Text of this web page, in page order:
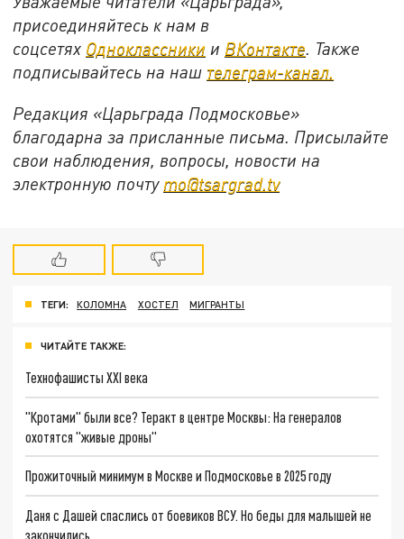
присоединяйтесь к нам в
соцсетях Одноклассники и ВКонтакте. Также
подписывайтесь на наш телеграм-канал.
Редакция «Царьграда Подмосковье»
благодарна за присланные письма. Присылайте
свои наблюдения, вопросы, новости на
электронную почту mo@tsargrad.tv
ТЕГИ: КОЛОМНА ХОСТЕЛ МИГРАНТЫ
ЧИТАЙТЕ ТАКЖЕ:
Технофашисты XXI века
"Кротами" были все? Теракт в центре Москвы: На генералов
охотятся "живые дроны"
Прожиточный минимум в Москве и Подмосковье в 2025 году
Даня с Дашей спаслись от боевиков ВСУ. Но беды для малышей не
закончились